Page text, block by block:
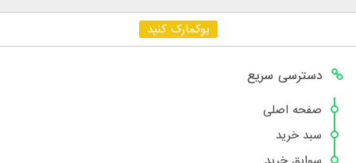
بوکمارک کنید
دسترسی سریع
صفحه اصلی
سبد خرید